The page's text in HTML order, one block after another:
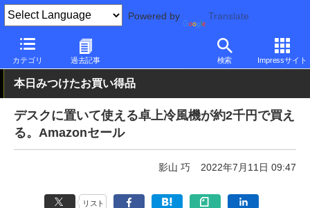
Powered by Translate
カテゴリ 過去記事 検索 Impressサイト
PC Watch 半導体/周辺機器
本日みつけたお買い得品
デスクに置いて使える卓上冷風機が約2千円で買え
る。Amazonセール
影山 巧 2022年7月11日 09:47
リスト